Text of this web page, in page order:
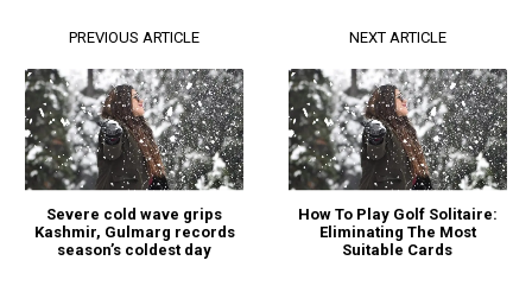
PREVIOUS ARTICLE
Severe cold wave grips
Kashmir, Gulmarg records
season’s coldest day
NEXT ARTICLE
How To Play Golf Solitaire:
Eliminating The Most
Suitable Cards